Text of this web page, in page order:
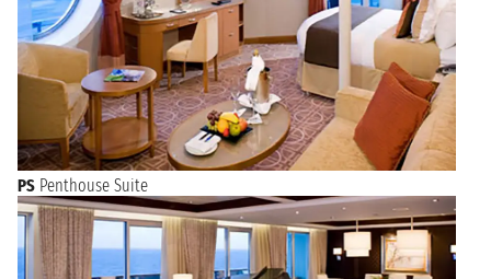
PS Penthouse Suite